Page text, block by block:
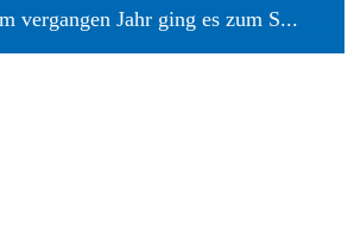
vergangen Jahr ging es zum S...